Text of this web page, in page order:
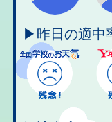
▶昨日の適中